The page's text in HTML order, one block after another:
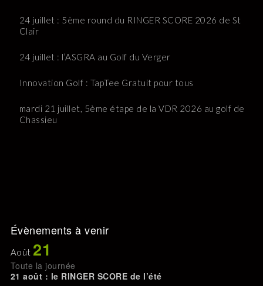
24 juillet : 5ème round du RINGER SCORE 2026 de St
Clair
24 juillet : l’ASGRA au Golf du Verger
Innovation Golf : TapTee Gratuit pour tous
mardi 21 juillet, 5ème étape de la VDR 2026 au golf de
Chassieu
Évènements à venir
Août 21
Toute la journée
21 août : le RINGER SCORE de l’été